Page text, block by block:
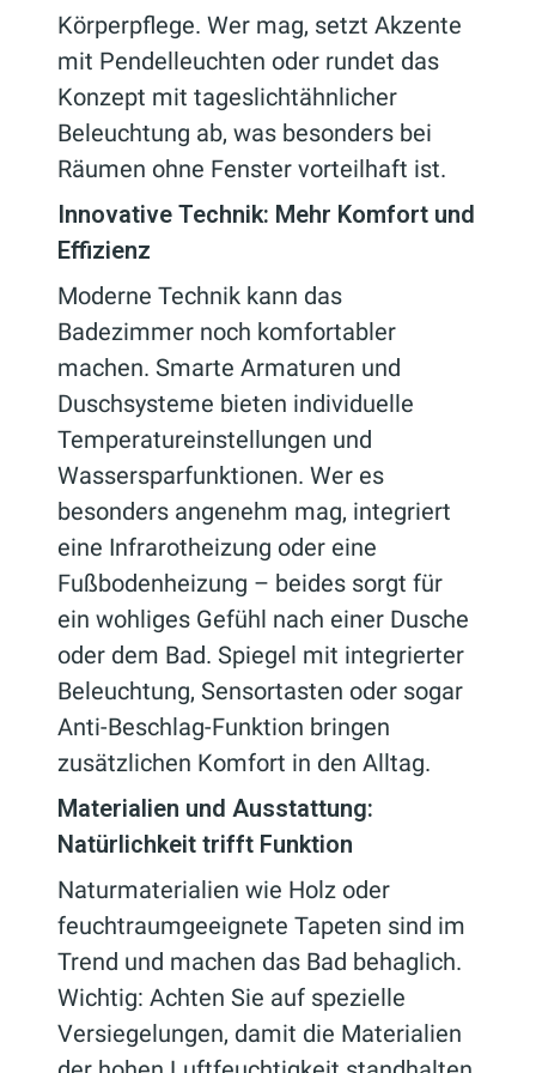
Körperpflege. Wer mag, setzt Akzente
mit Pendelleuchten oder rundet das
Konzept mit tageslichtähnlicher
Beleuchtung ab, was besonders bei
Räumen ohne Fenster vorteilhaft ist.
Innovative Technik: Mehr Komfort und
Effizienz
Moderne Technik kann das
Badezimmer noch komfortabler
machen. Smarte Armaturen und
Duschsysteme bieten individuelle
Temperatureinstellungen und
Wassersparfunktionen. Wer es
besonders angenehm mag, integriert
eine Infrarotheizung oder eine
Fußbodenheizung – beides sorgt für
ein wohliges Gefühl nach einer Dusche
oder dem Bad. Spiegel mit integrierter
Beleuchtung, Sensortasten oder sogar
Anti-Beschlag-Funktion bringen
zusätzlichen Komfort in den Alltag.
Materialien und Ausstattung:
Natürlichkeit trifft Funktion
Naturmaterialien wie Holz oder
feuchtraumgeeignete Tapeten sind im
Trend und machen das Bad behaglich.
Wichtig: Achten Sie auf spezielle
Versiegelungen, damit die Materialien